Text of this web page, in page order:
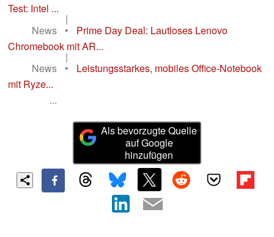
Test: Intel ...
|
News
•
Prime Day Deal: Lautloses Lenovo
Chromebook mit AR...
|
News
•
Leistungsstarkes, mobiles Office-Notebook
mit Ryze...
...
Als bevorzugte Quelle
auf Google
hinzufügen